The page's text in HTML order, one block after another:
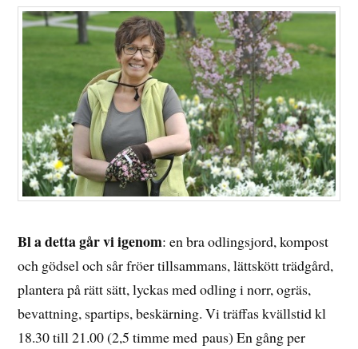
Bl a detta går vi igenom: en bra odlingsjord, kompost
och gödsel och sår fröer tillsammans, lättskött trädgård,
plantera på rätt sätt, lyckas med odling i norr, ogräs,
bevattning, spartips, beskärning. Vi träffas kvällstid kl
18.30 till 21.00 (2,5 timme med paus) En gång per